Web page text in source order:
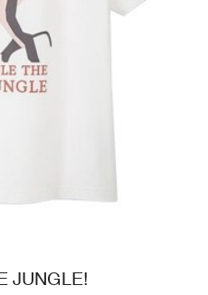
JUNGLE!